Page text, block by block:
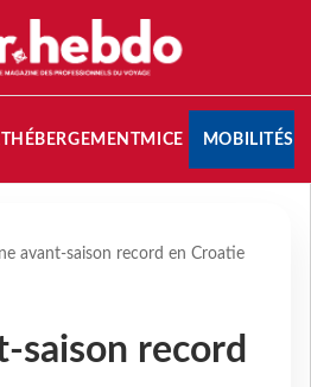
HÉBERGEMENTMICE MOBILITÉS
avant-saison record en Croatie
saison record